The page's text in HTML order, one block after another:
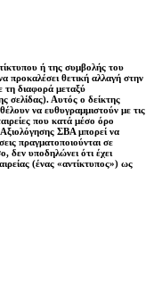
ή της συμβολής του
προκαλέσει θετική αλλαγή στην
τη διαφορά μεταξύ
σελίδας). Αυτός ο δείκτης
να ευθυγραμμιστούν με τις
που κατά μέσο όρο
ΣΒΑ μπορεί να
πραγματοποιούνται σε
δεν υποδηλώνει ότι έχει
(ένας «αντίκτυπος») ως